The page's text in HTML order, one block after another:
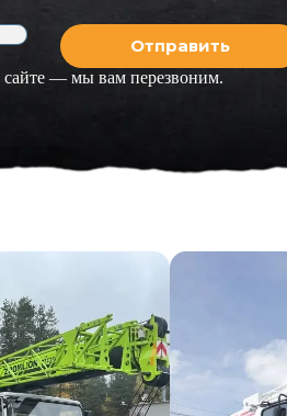
— мы вам перезвоним.